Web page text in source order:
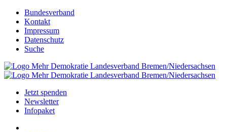
Bundesverband
Kontakt
Impressum
Datenschutz
Suche
Jetzt spenden
Newsletter
Infopaket